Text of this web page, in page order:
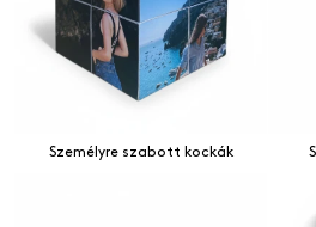
Személyre szabott kockák